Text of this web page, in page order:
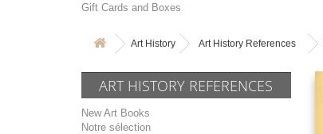
Gift Cards and Boxes
Art History Art History References
ART HISTORY REFERENCES
New Art Books
Notre sélection